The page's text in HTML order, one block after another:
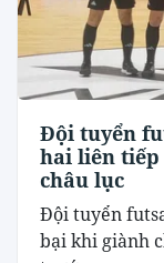
Đội tuyển
hai liên
châu lục
Đội tuyển
bại khi giành